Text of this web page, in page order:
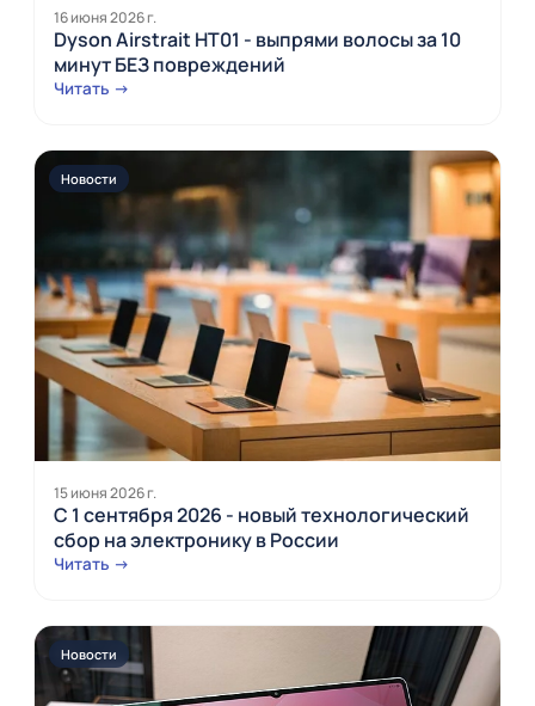
16 июня 2026 г.
Dyson Airstrait HT01 - выпрями волосы за 10
минут БЕЗ повреждений
Читать →
Новости
15 июня 2026 г.
С 1 сентября 2026 - новый технологический
сбор на электронику в России
Читать →
Новости